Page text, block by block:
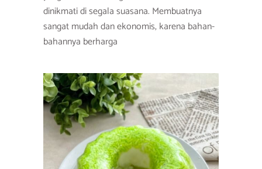
dinikmati di segala suasana. Membuatnya
sangat mudah dan ekonomis, karena bahan-
bahannya berharga